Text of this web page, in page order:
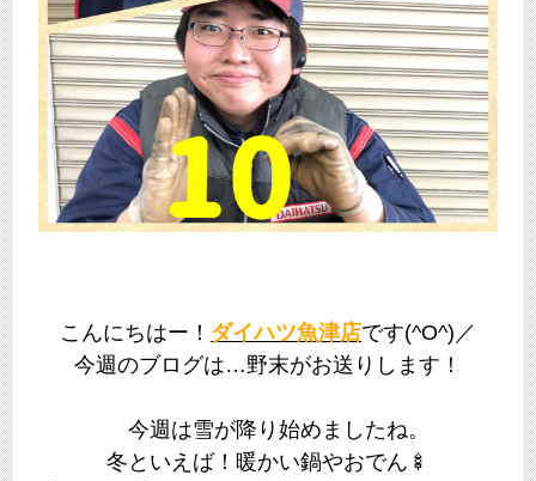
こんにちはー！ ダイハツ魚津店です(^O^)／
今週のブログは…野末がお送りします！
今週は雪が降り始めましたね。
冬といえば！暖かい鍋やおでん🍢